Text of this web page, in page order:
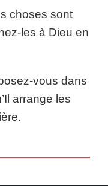
choses sont
les à Dieu en
vous dans
arrange les